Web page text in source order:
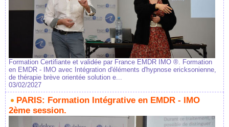
Formation Certifiante et validée par France EMDR IMO ®. Formation
en EMDR - IMO avec Intégration d'éléments d'hypnose ericksonienne,
de thérapie brève orientée solution e...
03/02/2027
PARIS: Formation Intégrative en EMDR - IMO
2ème session.